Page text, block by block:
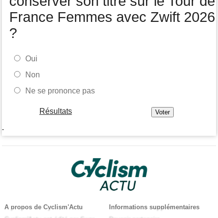
France Femmes avec Zwift 2026
?
Oui
Non
Ne se prononce pas
Résultats
-
A propos de Cyclism'Actu
Informations supplémentaires